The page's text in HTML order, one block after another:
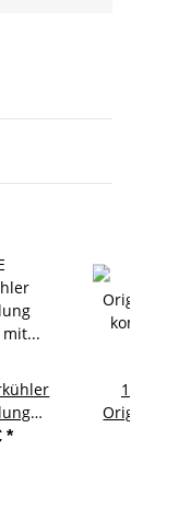
mit
*
1 Stück
Original